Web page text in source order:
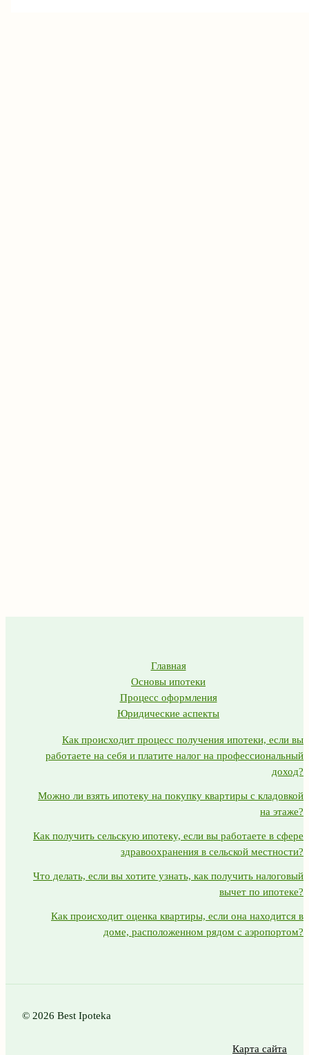
Главная
Основы ипотеки
Процесс оформления
Юридические аспекты
Как происходит процесс получения ипотеки, если вы
работаете на себя и платите налог на профессиональный
доход?
Можно ли взять ипотеку на покупку квартиры с кладовкой
на этаже?
Как получить сельскую ипотеку, если вы работаете в сфере
здравоохранения в сельской местности?
Что делать, если вы хотите узнать, как получить налоговый
вычет по ипотеке?
Как происходит оценка квартиры, если она находится в
доме, расположенном рядом с аэропортом?
© 2026 Best Ipoteka
Карта сайта